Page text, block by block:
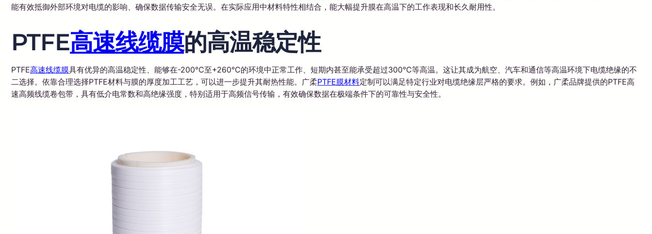
能有效抵御外部环境对电缆的影响、确保数据传输安全无误。在实际应用中材料特性相结合，能大幅提升膜在高温下的工作表现和长久耐用性。
PTFE高速线缆膜的高温稳定性
PTFE高速线缆膜具有优异的高温稳定性、能够在-200℃至+260℃的环境中正常工作、短期内甚至能承受超过300℃等高温。这让其成为航空、汽车和通信等高温环境下电缆绝缘的不
二选择。依靠合理选择PTFE材料与膜的厚度加工工艺，可以进一步提升其耐热性能。广柔PTFE膜材料定制可以满足特定行业对电缆绝缘层严格的要求。例如，广柔品牌提供的PTFE高
速高频线缆卷包带，具有低介电常数和高绝缘强度，特别适用于高频信号传输，有效确保数据在极端条件下的可靠性与安全性。